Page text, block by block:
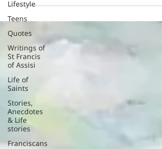
Lifestyle
Teens
Quotes
Writings of
St Francis
of Assisi
Life of
Saints
Stories,
Anecdotes
& Life
stories
Franciscans
ഉദ്ധരിച്ച് പറഞ്ഞു. അപ്പോൾ ഒരു...